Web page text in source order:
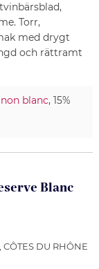
Torr,
med drygt
och rättramt
blanc, 15%
Blanc
, CÔTES DU RHÔNE